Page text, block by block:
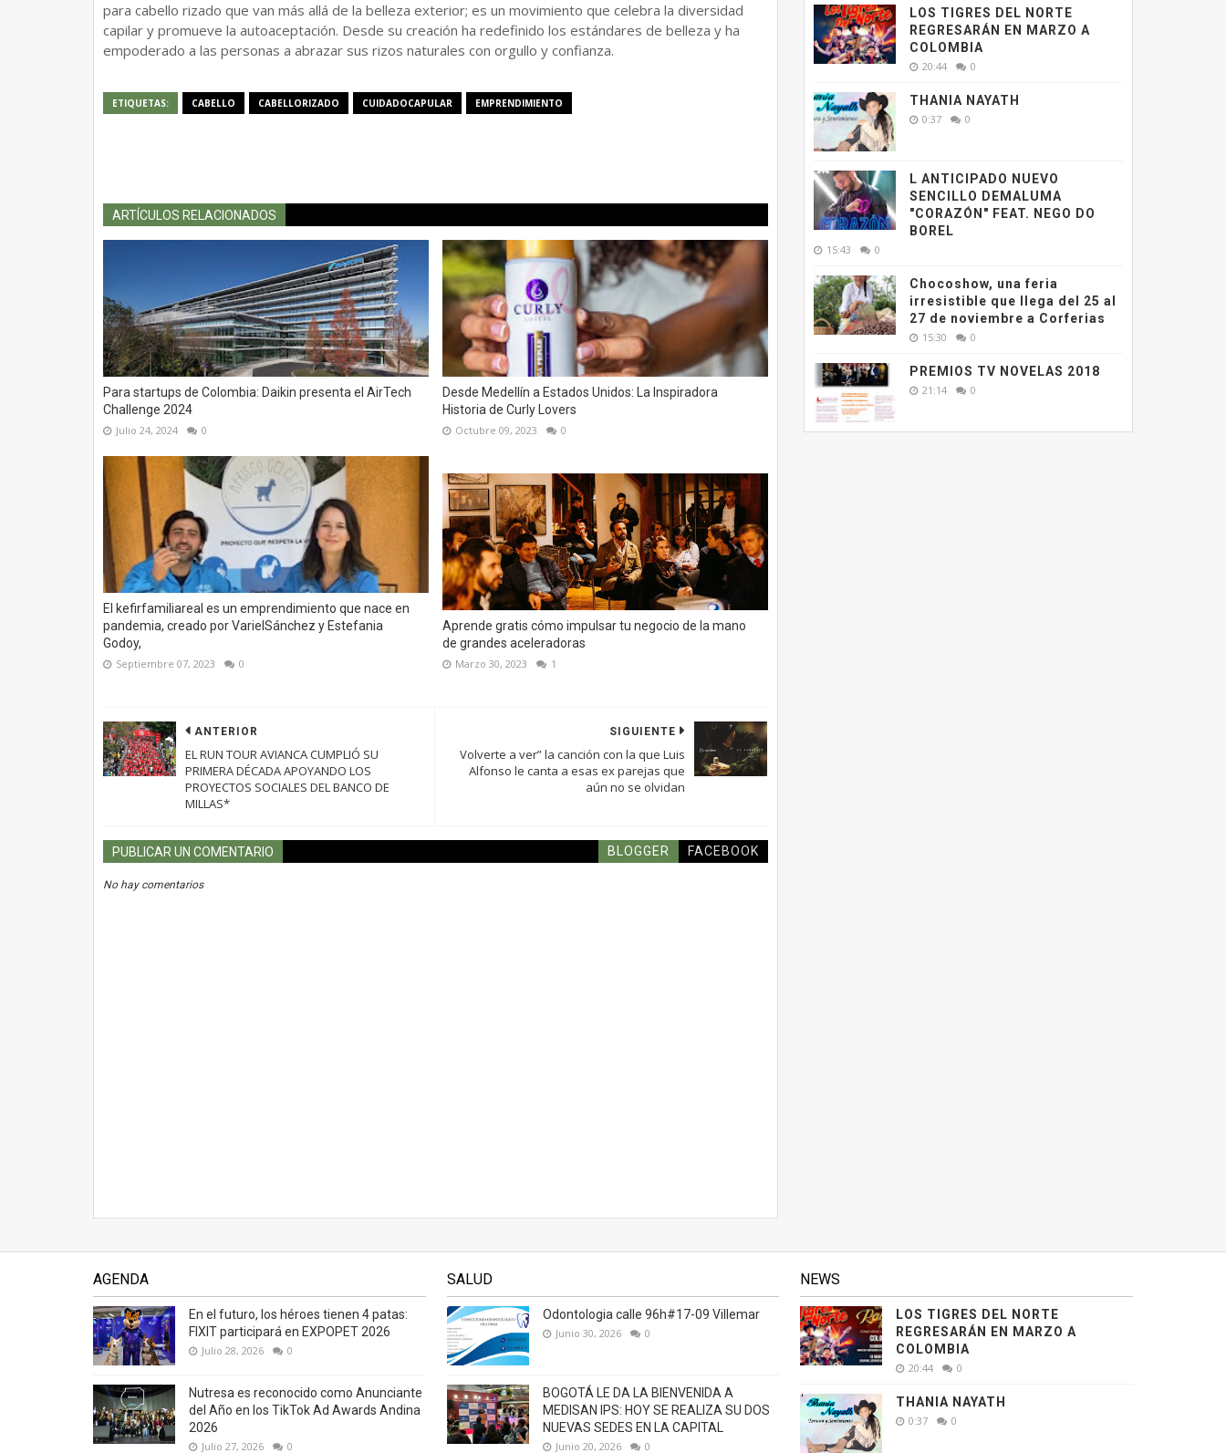
para cabello rizado que van más allá de la belleza exterior; es un movimiento que celebra la diversidad
capilar y promueve la autoaceptación. Desde su creación ha redefinido los estándares de belleza y ha
empoderado a las personas a abrazar sus rizos naturales con orgullo y confianza.
ETIQUETAS: CABELLO CABELLORIZADO CUIDADOCAPULAR EMPRENDIMIENTO
ARTÍCULOS RELACIONADOS
Para startups de Colombia: Daikin presenta el AirTech
Challenge 2024
Julio 24, 2024 0
Desde Medellín a Estados Unidos: La Inspiradora
Historia de Curly Lovers
Octubre 09, 2023 0
El kefirfamiliareal es un emprendimiento que nace en
pandemia, creado por VarielSánchez y Estefania
Godoy,
Septiembre 07, 2023 0
Aprende gratis cómo impulsar tu negocio de la mano
de grandes aceleradoras
Marzo 30, 2023 1
SIGUIENTE
Volverte a ver” la canción con la que Luis
Alfonso le canta a esas ex parejas que
aún no se olvidan
ANTERIOR
EL RUN TOUR AVIANCA CUMPLIÓ SU
PRIMERA DÉCADA APOYANDO LOS
PROYECTOS SOCIALES DEL BANCO DE
MILLAS*
PUBLICAR UN COMENTARIO BLOGGER FACEBOOK
No hay comentarios
LOS TIGRES DEL NORTE
REGRESARÁN EN MARZO A
COLOMBIA
20:44 0
THANIA NAYATH
0:37 0
L ANTICIPADO NUEVO
SENCILLO DEMALUMA
"CORAZÓN" FEAT. NEGO DO
BOREL
15:43 0
Chocoshow, una feria
irresistible que llega del 25 al
27 de noviembre a Corferias
15:30 0
PREMIOS TV NOVELAS 2018
21:14 0
AGENDA
En el futuro, los héroes tienen 4 patas:
FIXIT participará en EXPOPET 2026
Julio 28, 2026 0
Nutresa es reconocido como Anunciante
del Año en los TikTok Ad Awards Andina
2026
Julio 27, 2026 0
SALUD
Odontologia calle 96h#17-09 Villemar
Junio 30, 2026 0
BOGOTÁ LE DA LA BIENVENIDA A
MEDISAN IPS: HOY SE REALIZA SU DOS
NUEVAS SEDES EN LA CAPITAL
Junio 20, 2026 0
NEWS
LOS TIGRES DEL NORTE
REGRESARÁN EN MARZO A
COLOMBIA
20:44 0
THANIA NAYATH
0:37 0